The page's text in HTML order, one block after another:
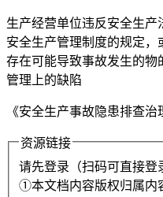
生产经营单位违反安全生产
安全生产管理制度的规定
存在可能导致事故发生的物
管理上的缺陷
《安全生产事故隐患排查治
资源链接
请先登录（扫码可直接登
①本文档内容版权归属内